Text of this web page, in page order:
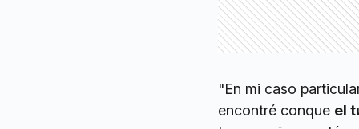
"En mi caso
encontré conque el